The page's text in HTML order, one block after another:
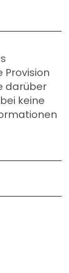
Provision
darüber
keine